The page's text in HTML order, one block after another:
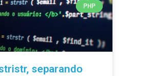
PHP
separando